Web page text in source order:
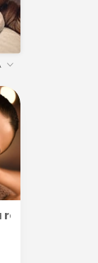
And Hair
relax,